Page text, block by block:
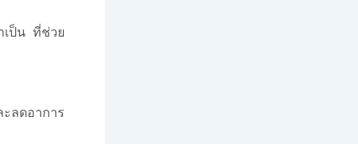
เป็น ที่ช่วย
ลดอาการ